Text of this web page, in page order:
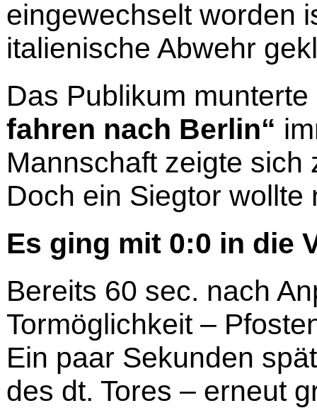
eingewechselt worden
italienische Abwehr
Das Publikum
fahren nach Berlin“
Mannschaft zeigte
Doch ein Siegtor wollte
Es ging mit 0:0 in die
Bereits 60 sec. nach
Tormöglichkeit –
Ein paar Sekunden
des dt. Tores – erneut